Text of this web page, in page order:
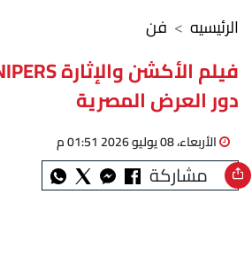
فن الرئيسيه
دور العرض المصرية
الأربعاء، 08 يوليو 2026 01:51 م
مشاركة